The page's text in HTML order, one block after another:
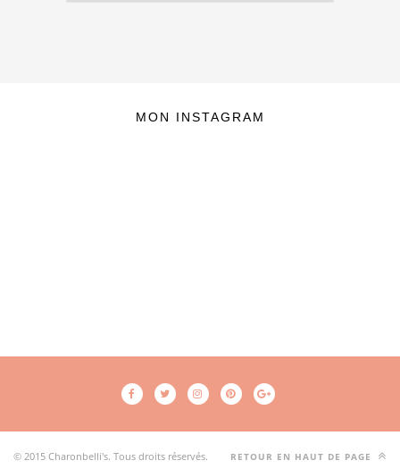
MON INSTAGRAM
© 2015 Charonbelli's. Tous droits réservés. RETOUR EN HAUT DE PAGE